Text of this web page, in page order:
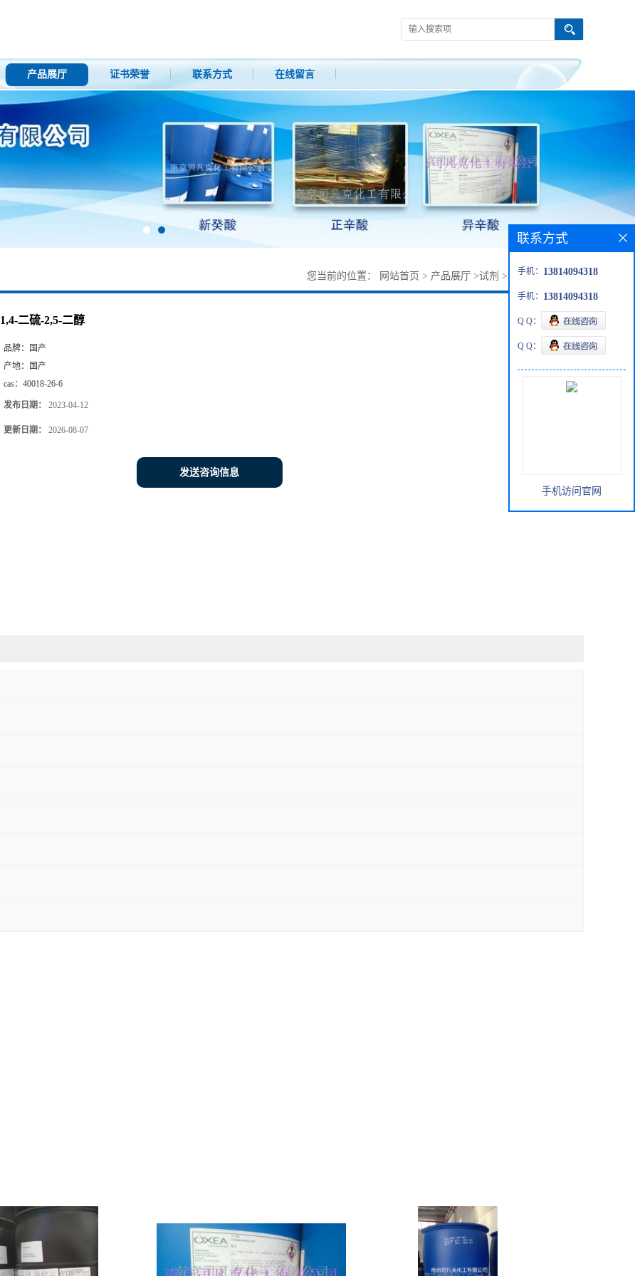
产品展厅 证书荣誉 联系方式 在线留言
您当前的位置： 网站首页 > 产品展厅 >试剂 > 1,4-二硫-2,5-二醇
1,4-二硫-2,5-二醇
品牌：
国产
产地：
国产
cas： 40018-26-6
发布日期： 2023-04-12
更新日期： 2026-08-07
发送咨询信息
联系方式
手机： 13814094318
手机： 13814094318
Q Q：
Q Q：
手机访问官网